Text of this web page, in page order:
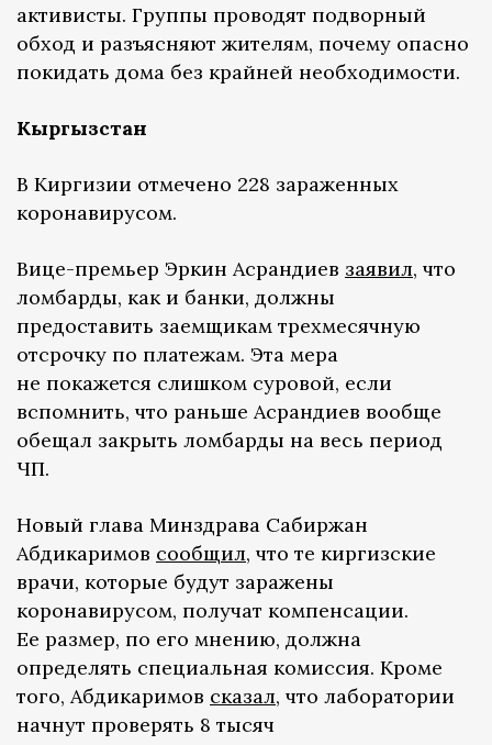
активисты. Группы проводят подворный
обход и разъясняют жителям, почему опасно
покидать дома без крайней необходимости.
Кыргызстан
В Киргизии отмечено 228 зараженных
коронавирусом.
Вице-премьер Эркин Асрандиев заявил, что
ломбарды, как и банки, должны
предоставить заемщикам трехмесячную
отсрочку по платежам. Эта мера
не покажется слишком суровой, если
вспомнить, что раньше Асрандиев вообще
обещал закрыть ломбарды на весь период
ЧП.
Новый глава Минздрава Сабиржан
Абдикаримов сообщил, что те киргизские
врачи, которые будут заражены
коронавирусом, получат компенсации.
Ее размер, по его мнению, должна
определять специальная комиссия. Кроме
того, Абдикаримов сказал, что лаборатории
начнут проверять 8 тысяч